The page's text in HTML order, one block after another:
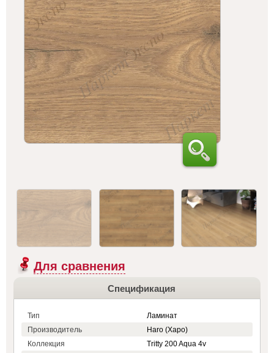
Для сравнения
Спецификация
Тип
Ламинат
Производитель
Haro (Харо)
Коллекция
Tritty 200 Aqua 4v